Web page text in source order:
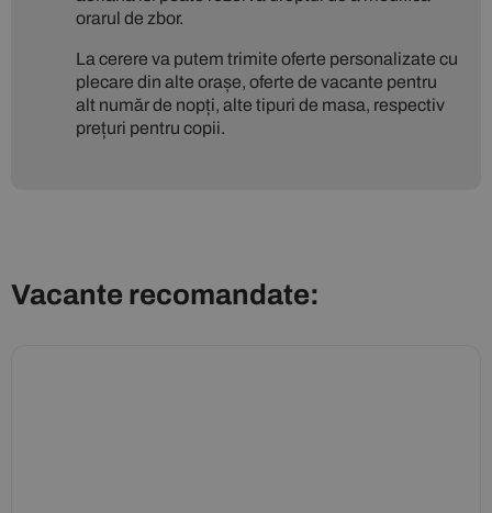
orarul de zbor.
La cerere va putem trimite oferte personalizate cu
plecare din alte orașe, oferte de vacante pentru
alt număr de nopți, alte tipuri de masa, respectiv
prețuri pentru copii.
Vacante recomandate: